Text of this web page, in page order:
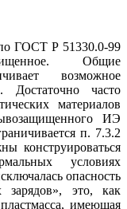
ГОСТ Р 51330.0-99
Общие
возможное
Достаточно часто
материалов
ИЭ
п. 7.3.2
конструироваться
условиях
опасность
зарядов», это, как
имеющая